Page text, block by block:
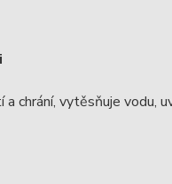
a chrání, vytěsňuje vodu,